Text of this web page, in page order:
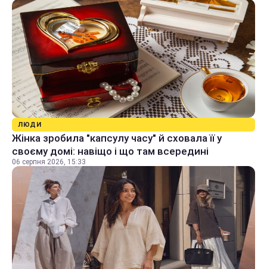
ЛЮДИ
Жінка зробила "капсулу часу" й сховала її у
своєму домі: навіщо і що там всередині
06 серпня 2026, 15:33